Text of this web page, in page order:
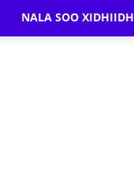
NALA SOO XIDHIIDH